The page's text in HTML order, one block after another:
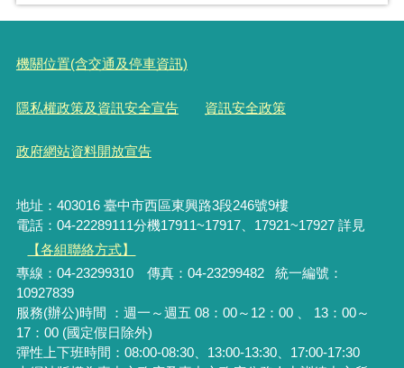
機關位置(含交通及停車資訊)
隱私權政策及資訊安全宣告 資訊安全政策
政府網站資料開放宣告
地址：403016 臺中市西區東興路3段246號9樓
電話：04-22289111分機17911~17917、17921~17927 詳見
【各組聯絡方式】
專線：04-23299310 傳真：04-23299482 統一編號：
10927839
服務(辦公)時間 ：週一～週五 08：00～12：00 、 13：00～
17：00 (國定假日除外)
彈性上下班時間：08:00-08:30、13:00-13:30、17:00-17:30